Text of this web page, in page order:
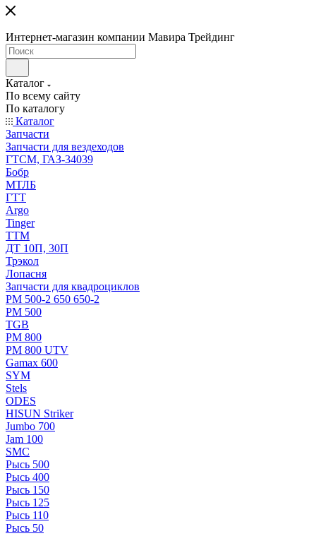
Интернет-магазин компании Мавира Трейдинг
Каталог
По всему сайту
По каталогу
Каталог
Запчасти
Запчасти для вездеходов
ГТСМ, ГАЗ-34039
Бобр
МТЛБ
ГТТ
Argo
Tinger
ТТМ
ДТ 10П, 30П
Трэкол
Лопасня
Запчасти для квадроциклов
РМ 500-2 650 650-2
РМ 500
TGB
РМ 800
РМ 800 UTV
Gamax 600
SYM
Stels
ОDЕS
HISUN Striker
Jumbo 700
Jam 100
SMC
Рысь 500
Рысь 400
Рысь 150
Рысь 125
Рысь 110
Рысь 50